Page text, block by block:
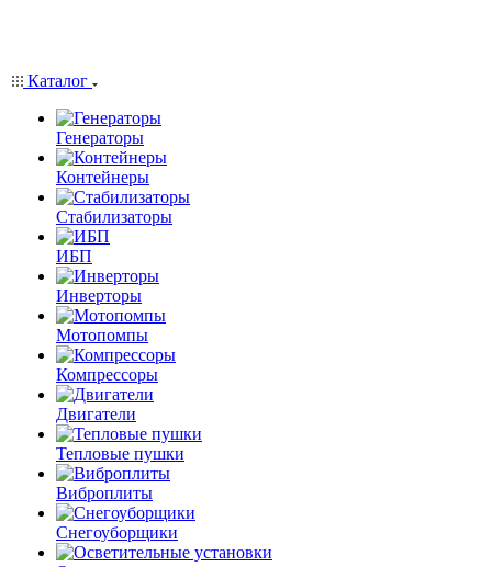
Каталог
Генераторы
Контейнеры
Стабилизаторы
ИБП
Инверторы
Мотопомпы
Компрессоры
Двигатели
Тепловые пушки
Виброплиты
Снегоуборщики